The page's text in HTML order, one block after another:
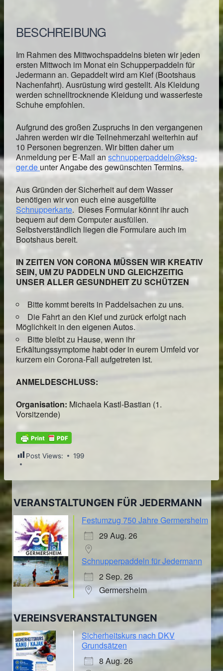
BESCHREIBUNG
Im Rahmen des Mittwochspaddelns bieten wir jeden
ersten Mittwoch im Monat ein Schupperpaddeln für
Jedermann an. Gepaddelt wird am Kief (Bootshaus
Nachenfahrt). Ausrüstung wird gestellt. Als Kleidung
werden schnelltrocknende Kleidung und wasserfeste
Schuhe empfohlen.
Aufgrund des großen Zuspruchs in den vergangenen
Jahren werden wir die Teilnehmerzahl weiterhin auf
10 Personen begrenzen. Wir bitten daher um
Anmeldung per E-Mail anschnupperpaddeln@ksg-
ger.de unter Angabe des gewünschten Termins.
Aus Gründen der Sicherheit auf dem Wasser
benötigen wir von euch eine ausgefüllte
Schnupperkarte. Dieses Formular könnt ihr auch
bequem auf dem Computer ausfüllen.
Selbstverständlich liegen die Formulare auch im
Bootshaus bereit.
IN ZEITEN VON CORONA MÜSSEN WIR KREATIV
SEIN, UM ZU PADDELN UND GLEICHZEITIG
UNSER ALLER GESUNDHEIT ZU SCHÜTZEN
Bitte kommt bereits in Paddelsachen zu uns.
Die Fahrt an den Kief und zurück erfolgt nach
Möglichkeit in den eigenen Autos.
Bitte bleibt zu Hause, wenn ihr
Erkältungssymptome habt oder in eurem Umfeld vor
kurzem ein Corona-Fall aufgetreten ist.
ANMELDESCHLUSS:
Organisation: Michaela Kastl-Bastian (1.
Vorsitzende)
Post Views: 199
VERANSTALTUNGEN FÜR JEDERMANN
Festumzug 750 Jahre Germersheim
29 Aug. 26
Schnupperpaddeln für Jedermann
2 Sep. 26
Germersheim
VEREINSVERANSTALTUNGEN
Sicherheitskurs nach DKV
Grundsätzen
8 Aug. 26